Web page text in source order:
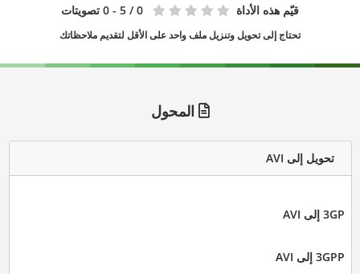
قيّم هذه الأداة 0 / 5 - 0 تصويتات
تحتاج إلى تحويل وتنزيل ملف واحد على الأقل لتقديم ملاحظاتك
المحول
تحويل إلى AVI
3GP إلى AVI
3GPP إلى AVI